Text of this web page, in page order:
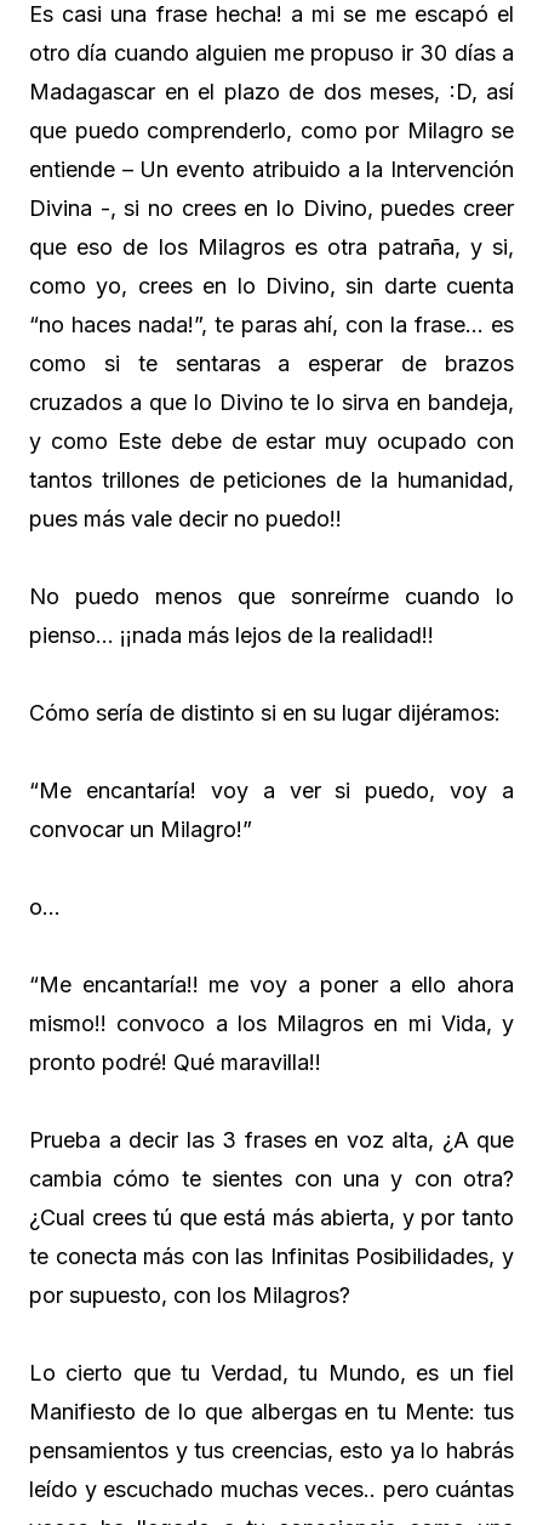
Es casi una frase hecha! a mi se me escapó el
otro día cuando alguien me propuso ir 30 días a
Madagascar en el plazo de dos meses, :D, así
que puedo comprenderlo, como por Milagro se
entiende – Un evento atribuido a la Intervención
Divina -, si no crees en lo Divino, puedes creer
que eso de los Milagros es otra patraña, y si,
como yo, crees en lo Divino, sin darte cuenta
“no haces nada!”, te paras ahí, con la frase… es
como si te sentaras a esperar de brazos
cruzados a que lo Divino te lo sirva en bandeja,
y como Este debe de estar muy ocupado con
tantos trillones de peticiones de la humanidad,
pues más vale decir no puedo!!
No puedo menos que sonreírme cuando lo
pienso… ¡¡nada más lejos de la realidad!!
Cómo sería de distinto si en su lugar dijéramos:
“Me encantaría! voy a ver si puedo, voy a
convocar un Milagro!”
o…
“Me encantaría!! me voy a poner a ello ahora
mismo!! convoco a los Milagros en mi Vida, y
pronto podré! Qué maravilla!!
Prueba a decir las 3 frases en voz alta, ¿A que
cambia cómo te sientes con una y con otra?
¿Cual crees tú que está más abierta, y por tanto
te conecta más con las Infinitas Posibilidades, y
por supuesto, con los Milagros?
Lo cierto que tu Verdad, tu Mundo, es un fiel
Manifiesto de lo que albergas en tu Mente: tus
pensamientos y tus creencias, esto ya lo habrás
leído y escuchado muchas veces.. pero cuántas